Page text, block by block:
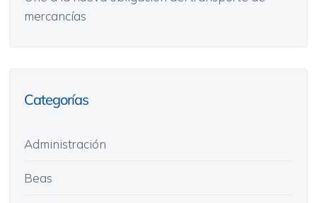
mercancías
Categorías
Administración
Beas